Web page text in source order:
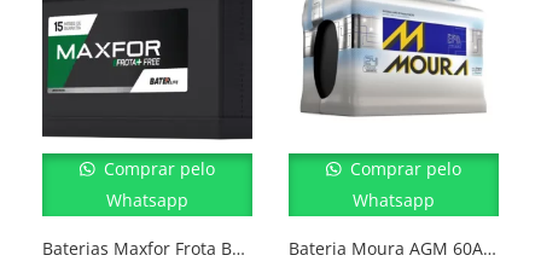
Comprar pelo
Whatsapp
Baterias Maxfor Frota BF100GFE
Comprar pelo
Whatsapp
Bateria Moura AGM 60Ah – MA60AD – Para Carro c/ Start-Stop